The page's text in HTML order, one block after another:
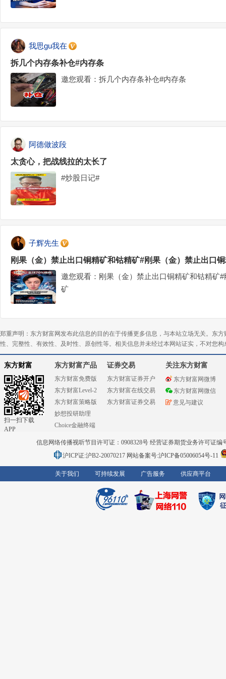
我思gu我在
拆几个内存条补仓#内存条
邀您观看：拆几个内存条补仓#内存条
阿德做波段
太贪心，把战线拉的太长了
#炒股日记#
子辉先生
刚果（金）禁止出口铜精矿和钴精矿#刚果（金）禁止出口
邀您观看：刚果（金）禁止出口铜精矿和钴精矿
矿
郑重声明：东方财富网发布此信息的目的在于传播更多信息，与本站立场无关。东
性、完整性、有效性、及时性、原创性等。相关信息并未经过本网站证实，不对您
东方财富
扫一扫下载
APP
东方财富产品
东方财富免费版
东方财富Level-2
东方财富策略版
妙想投研助理
Choice金融终端
证券交易
东方财富证券开户
东方财富在线交易
东方财富证券交易
关注东方财富
东方财富网微博
东方财富网微信
意见与建议
信息网络传播视听节目许可证：0908328号 经营证券期货业务许可证编
沪ICP证:沪B2-20070217 网站备案号:沪ICP备05006054号-11
关于我们 可持续发展 广告服务 供应商平台